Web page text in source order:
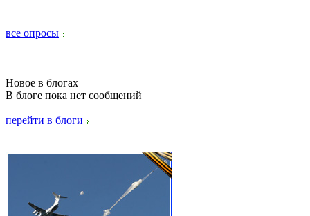
все опросы
Новое в блогах
В блоге пока нет сообщений
перейти в блоги